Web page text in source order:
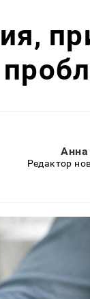
Анна
Редактор